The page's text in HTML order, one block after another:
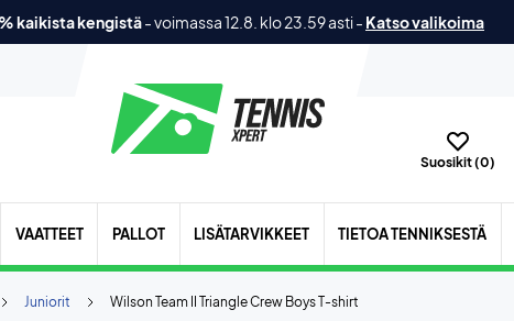
kaikista kengistä-voimassa 12.8. klo 23.59 asti- Katso valikoima
Suosikit (0)
VAATTEET PALLOT LISÄTARVIKKEET TIETOA TENNIKSESTÄ
Wilson Team II Triangle Crew Boys T-shirt
Juniorit